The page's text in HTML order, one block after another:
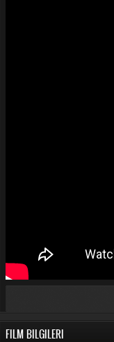
FILM BILGILERI